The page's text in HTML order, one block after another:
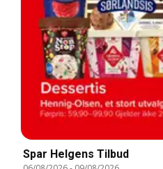
Spar Helgens Tilbud